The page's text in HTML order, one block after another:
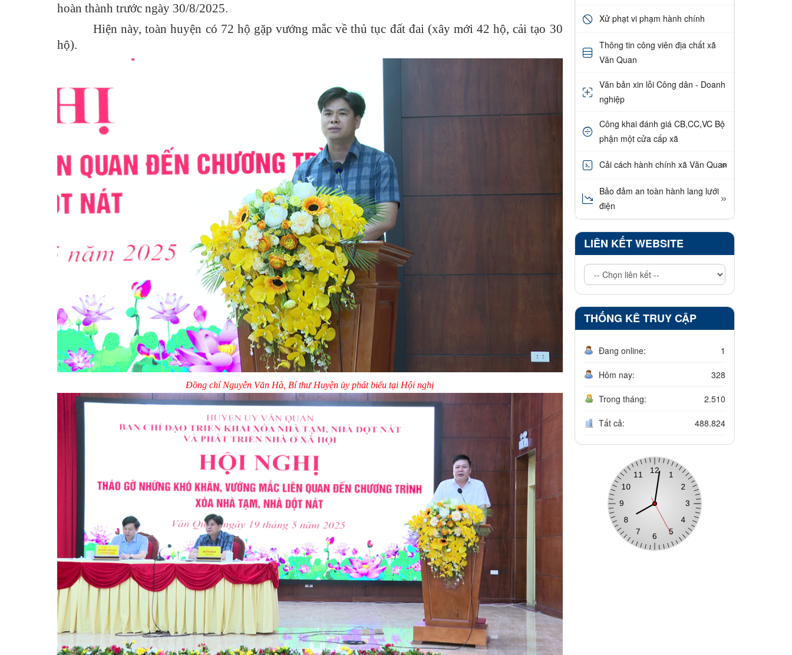
hoàn thành trước ngày 30/8/2025.
Hiện này, toàn huyện có 72 hộ gặp vướng mắc về thủ tục đất đai (xây mới 42 hộ, cải tạo 30
hộ).
Đồng chí Nguyễn Văn Hà, Bí thư Huyện ủy phát biểu tại Hội nghị
Xử phạt vi phạm hành chính
Thông tin công viên địa chất xã
Văn Quan
Văn bản xin lỗi Công dân - Doanh
nghiệp
Công khai đánh giá CB,CC,VC Bộ
phận một cửa cấp xã
Cải cách hành chính xã Văn Quan
Bảo đảm an toàn hành lang lưới
điện
LIÊN KẾT WEBSITE
THỐNG KÊ TRUY CẬP
Đang online: 1
Hôm nay: 328
Trong tháng: 2.510
Tất cả: 488.824